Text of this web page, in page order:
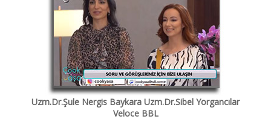
Uzm.Dr.Şule Nergis Baykara Uzm.Dr.Sibel Yorgancılar
Veloce BBL